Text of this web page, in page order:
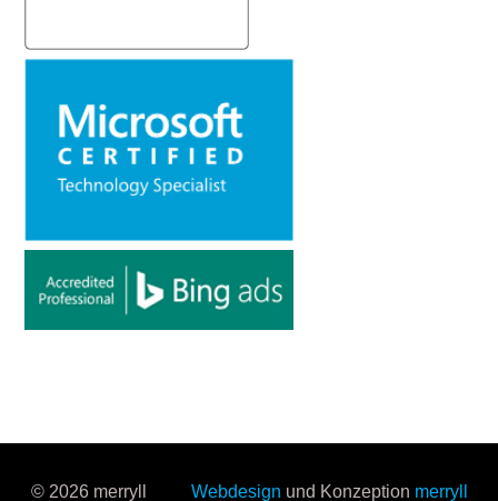
© 2026 merryll Webdesign und Konzeption merryll